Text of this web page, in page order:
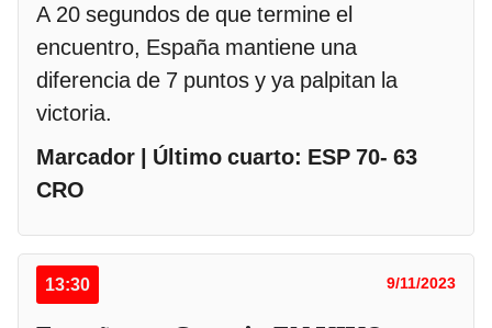
A 20 segundos de que termine el
encuentro, España mantiene una
diferencia de 7 puntos y ya palpitan la
victoria.
Marcador | Último cuarto: ESP 70- 63
CRO
13:30 9/11/2023